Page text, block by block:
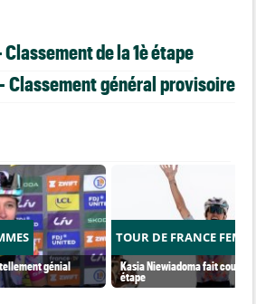
Classement de la 1è étape
Classement général provisoire
génial
TOUR DE FRANCE
Kasia Niewiadoma fait coup
étape